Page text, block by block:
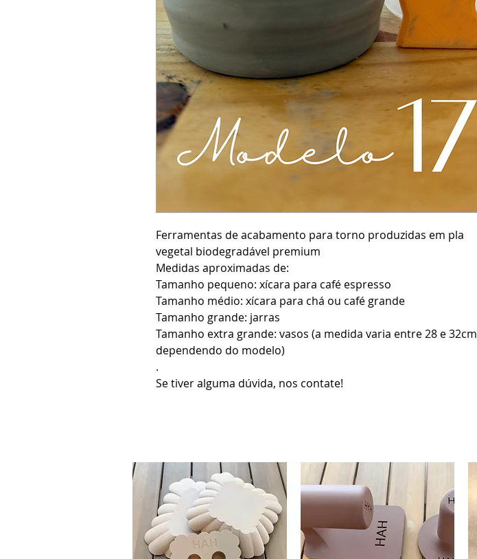
Ferramentas de acabamento para torno produzidas em pla
vegetal biodegradável premium
Medidas aproximadas de:
Tamanho pequeno: xícara para café espresso
Tamanho médio: xícara para chá ou café grande
Tamanho grande: jarras
Tamanho extra grande: vasos (a medida varia entre 28 e 32cm
dependendo do modelo)
.
Se tiver alguma dúvida, nos contate!